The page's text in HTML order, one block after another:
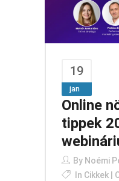
19
jan
Online
tippek
By Noémi
In Cikkek |